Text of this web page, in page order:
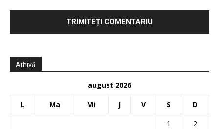
Arhivă
august 2026
L Ma Mi J V S D
1
2